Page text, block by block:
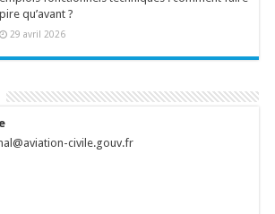
pire qu’avant ?
29 avril 2026
civile.gouv.fr